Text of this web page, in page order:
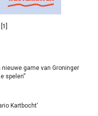
game van Groninger
spelen”
Kartbocht’